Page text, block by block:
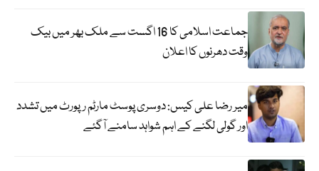
جماعت اسلامی کا 16 اگست سے ملک بھر میں بیک
وقت دھرنوں کا اعلان
میر رضا علی کیس: دوسری پوسٹ مارٹم رپورٹ میں تشدد
اور گولی لگنے کے اہم شواہد سامنے آگئے